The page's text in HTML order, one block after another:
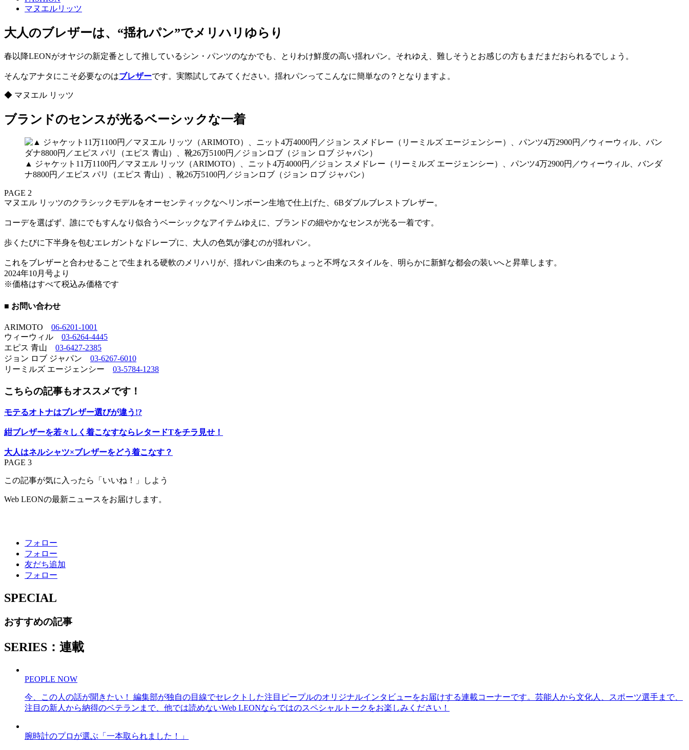
マヌエルリッツ
大人のブレザーは、“揺れパン”でメリハリゆらり
春以降LEONがオヤジの新定番として推しているシン・パンツのなかでも、とりわけ鮮度の高い揺れパン。それゆえ、難しそうとお感じの方もまだまだおられるでしょう。
そんなアナタにこそ必要なのはブレザーです。実際試してみてください。揺れパンってこんなに簡単なの？となりますよ。
◆ マヌエル リッツ
ブランドのセンスが光るベーシックな一着
▲ ジャケット11万1100円／マヌエル リッツ（ARIMOTO）、ニット4万4000円／ジョン スメドレー（リーミルズ エージェンシー）、パンツ4万2900円／ウィーウィル、バンダ
ナ8800円／エピス パリ（エピス 青山）、靴26万5100円／ジョンロブ（ジョン ロブ ジャパン）
PAGE 2
マヌエル リッツのクラシックモデルをオーセンティックなヘリンボーン生地で仕上げた、6Bダブルブレストブレザー。
コーデを選ばず、誰にでもすんなり似合うベーシックなアイテムゆえに、ブランドの細やかなセンスが光る一着です。
歩くたびに下半身を包むエレガントなドレープに、大人の色気が滲むのが揺れパン。
これをブレザーと合わせることで生まれる硬軟のメリハリが、揺れパン由来のちょっと不埒なスタイルを、明らかに新鮮な都会の装いへと昇華します。
2024年10月号より
※価格はすべて税込み価格です
■ お問い合わせ
ARIMOTO 06-6201-1001
ウィーウィル 03-6264-4445
エピス 青山 03-6427-2385
ジョン ロブ ジャパン 03-6267-6010
リーミルズ エージェンシー 03-5784-1238
こちらの記事もオススメです！
モテるオトナはブレザー選びが違う!?
紺ブレザーを若々しく着こなすならレタードTをチラ見せ！
大人はネルシャツ×ブレザーをどう着こなす？
PAGE 3
この記事が気に入ったら「いいね！」しよう
Web LEONの最新ニュースをお届けします。
フォロー
フォロー
友だち追加
フォロー
SPECIAL
おすすめの記事
SERIES：連載
PEOPLE NOW
今、この人の話が聞きたい！ 編集部が独自の目線でセレクトした注目ピープルのオリジナルインタビューをお届けする連載コーナーです。芸能人から文化人、スポーツ選手まで、
注目の新人から納得のベテランまで、他では読めないWeb LEONならではのスペシャルトークをお楽しみください！
腕時計のプロが選ぶ「一本取られました！」